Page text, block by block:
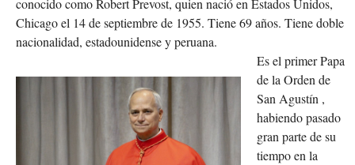
conocido como Robert Prevost, quien nació en Estados Unidos,
Chicago el 14 de septiembre de 1955. Tiene 69 años. Tiene doble
nacionalidad, estadounidense y peruana.
Es el primer Papa
de la Orden de
San Agustín ,
habiendo pasado
gran parte de su
tiempo en la